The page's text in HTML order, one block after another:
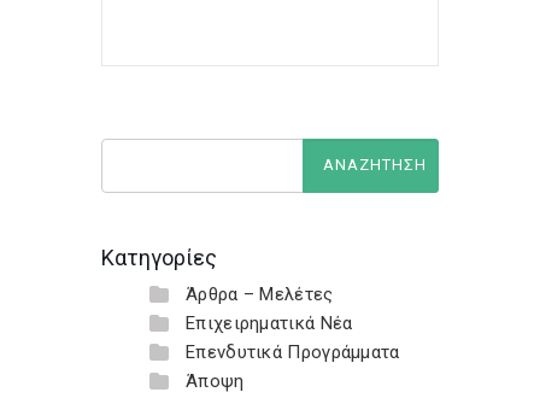
Κατηγορίες
Άρθρα – Μελέτες
Επιχειρηματικά Νέα
Επενδυτικά Προγράμματα
Άποψη